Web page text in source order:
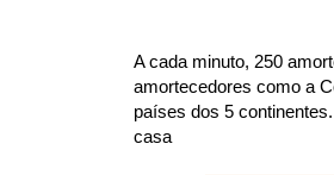
A cada minuto, 250
amortecedores como a
países dos 5
casa